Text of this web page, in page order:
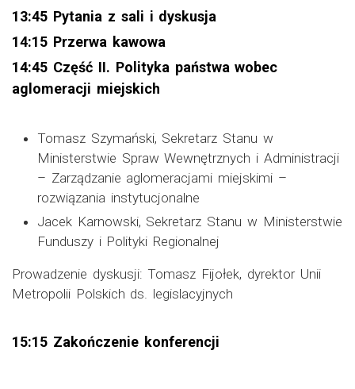
13:45 Pytania z sali i dyskusja
14:15 Przerwa kawowa
14:45 Część II. Polityka państwa wobec
aglomeracji miejskich
Tomasz Szymański, Sekretarz Stanu w
Ministerstwie Spraw Wewnętrznych i Administracji
– Zarządzanie aglomeracjami miejskimi –
rozwiązania instytucjonalne
Jacek Karnowski, Sekretarz Stanu w Ministerstwie
Funduszy i Polityki Regionalnej
Prowadzenie dyskusji: Tomasz Fijołek, dyrektor Unii
Metropolii Polskich ds. legislacyjnych
15:15 Zakończenie konferencji